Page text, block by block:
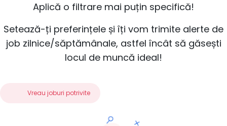
Aplică o filtrare mai puțin specifică!
Setează-ți preferințele și îți vom trimite alerte de
job zilnice/săptămânale, astfel încât să găsești
locul de muncă ideal!
Vreau joburi potrivite